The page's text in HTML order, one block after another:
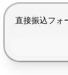
サインイン
Enterで送信